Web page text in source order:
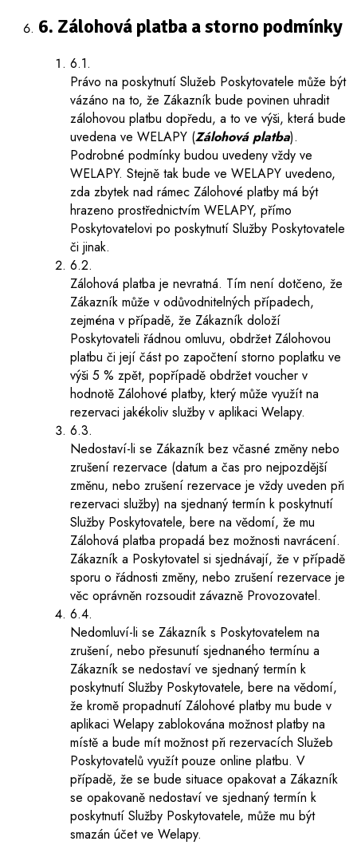
6. Zálohová platba a storno podmínky
6.1.
Právo na poskytnutí Služeb Poskytovatele může být
vázáno na to, že Zákazník bude povinen uhradit
zálohovou platbu dopředu, a to ve výši, která bude
uvedena ve WELAPY (Zálohová platba).
Podrobné podmínky budou uvedeny vždy ve
WELAPY. Stejně tak bude ve WELAPY uvedeno,
zda zbytek nad rámec Zálohové platby má být
hrazeno prostřednictvím WELAPY, přímo
Poskytovatelovi po poskytnutí Služby Poskytovatele
či jinak.
6.2.
Zálohová platba je nevratná. Tím není dotčeno, že
Zákazník může v odůvodnitelných případech,
zejména v případě, že Zákazník doloží
Poskytovateli řádnou omluvu, obdržet Zálohovou
platbu či její část po započtení storno poplatku ve
výši 5 % zpět, popřípadě obdržet voucher v
hodnotě Zálohové platby, který může využít na
rezervaci jakékoliv služby v aplikaci Welapy.
6.3.
Nedostaví-li se Zákazník bez včasné změny nebo
zrušení rezervace (datum a čas pro nejpozdější
změnu, nebo zrušení rezervace je vždy uveden při
rezervaci služby) na sjednaný termín k poskytnutí
Služby Poskytovatele, bere na vědomí, že mu
Zálohová platba propadá bez možnosti navrácení.
Zákazník a Poskytovatel si sjednávají, že v případě
sporu o řádnosti změny, nebo zrušení rezervace je
věc oprávněn rozsoudit závazně Provozovatel.
6.4.
Nedomluví-li se Zákazník s Poskytovatelem na
zrušení, nebo přesunutí sjednaného termínu a
Zákazník se nedostaví ve sjednaný termín k
poskytnutí Služby Poskytovatele, bere na vědomí,
že kromě propadnutí Zálohové platby mu bude v
aplikaci Welapy zablokována možnost platby na
místě a bude mít možnost při rezervacích Služeb
Poskytovatelů využít pouze online platbu. V
případě, že se bude situace opakovat a Zákazník
se opakovaně nedostaví ve sjednaný termín k
poskytnutí Služby Poskytovatele, může mu být
smazán účet ve Welapy.